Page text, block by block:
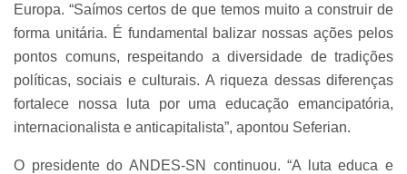
Europa. “Saímos certos de que temos muito a construir de
forma unitária. É fundamental balizar nossas ações pelos
pontos comuns, respeitando a diversidade de tradições
políticas, sociais e culturais. A riqueza dessas diferenças
fortalece nossa luta por uma educação emancipatória,
internacionalista e anticapitalista”, apontou Seferian.
O presidente do ANDES-SN continuou. “A luta educa e